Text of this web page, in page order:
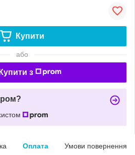
Купити
або
Купити з
Оплата Умови повернення